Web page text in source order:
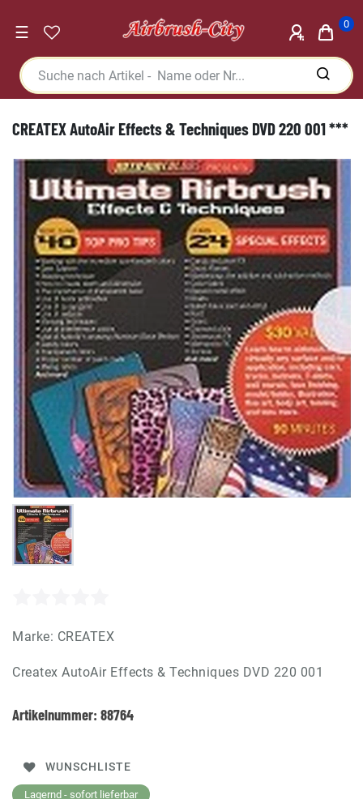
☰ 0
CREATEX AutoAir Effects & Techniques DVD 220 001 ***
Marke: CREATEX
Createx AutoAir Effects & Techniques DVD 220 001
Artikelnummer: 88764
WUNSCHLISTE
Lagernd - sofort lieferbar